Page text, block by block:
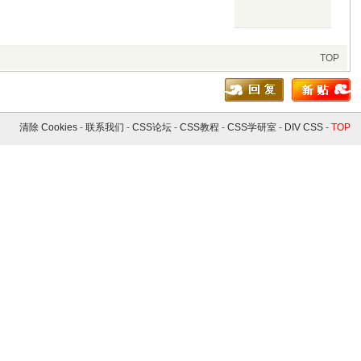
TOP
清除 Cookies- 联系我们 - CSS论坛- CSS教程 - CSS学研室- DIV CSS- TOP